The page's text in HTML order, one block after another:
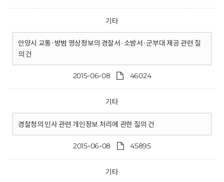
기타
안양시 교통·방범 영상정보의 경찰서·소방서·군부대 제공 관련 질
의 건
2015-06-08 46024
기타
경찰청의 인사 관련 개인정보 처리에 관한 질의 건
2015-06-08 45895
기타